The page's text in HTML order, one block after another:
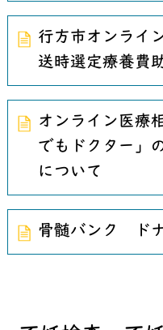
行方市オンライ
送時選定療養費
オンライン医療
でもドクター」
について
骨髄バンク ド